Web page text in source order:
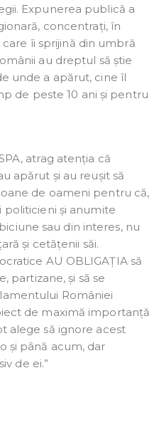
Expunerea publică a
concentrați, în
îi sprijină din umbră
au dreptul să știe
unde a apărut, cine îl
de peste 10 ani și pentru
atrag atenția că
apărut și au reușit să
de oameni pentru că,
și anumite
sau din interes, nu
și cetățenii săi.
AU OBLIGAȚIA să
partizane, și să se
României
de maximă importanță
alege să ignore acest
și până acum, dar
de ei.”